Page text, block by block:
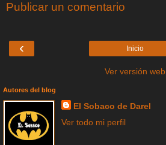
Publicar un comentario
‹ Inicio
Ver versión web
Autores del blog
El Sobaco de Darel
Ver todo mi perfil